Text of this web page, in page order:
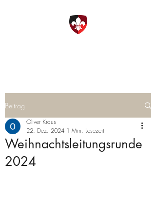
Beitrag
Weihnachtsleitungsrunde
2024
Oliver Kraus
22. Dez. 2024 1 Min. Lesezeit